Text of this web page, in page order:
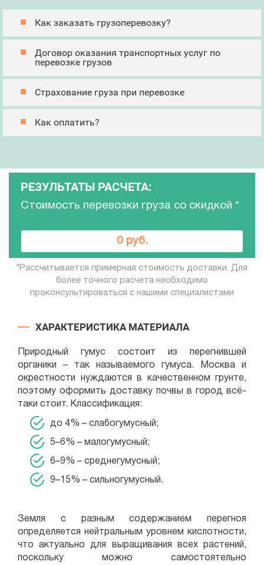
Как заказать грузоперевозку?
Договор оказания транспортных услуг по
перевозке грузов
Страхование груза при перевозке
Как оплатить?
РЕЗУЛЬТАТЫ РАСЧЕТА:
Стоимость перевозки груза со скидкой
0 руб.
*
*Рассчитывается примерная стоимость доставки. Для
более точного расчета необходимо
проконсультироваться с нашими специалистами
ХАРАКТЕРИСТИКА МАТЕРИАЛА
Природный гумус состоит из перегнившей
органики – так называемого гумуса. Москва и
окрестности нуждаются в качественном грунте,
поэтому оформить доставку почвы в город всё-
таки стоит. Классификация:
до 4% – слабогумусный;
5–6% – малогумусный;
6–9% – среднегумусный;
9–15% – сильногумусный.
Земля с разным содержанием перегноя
определяется нейтральным уровнем кислотности,
что актуально для выращивания всех растений,
поскольку можно самостоятельно